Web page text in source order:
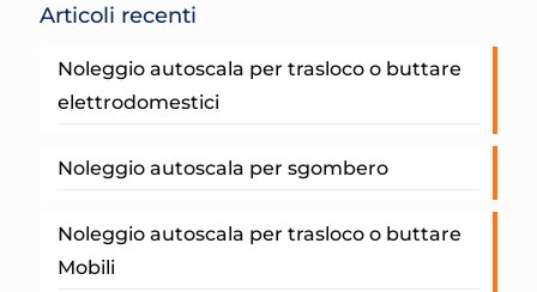
Articoli recenti
Noleggio autoscala per trasloco o buttare
elettrodomestici
Noleggio autoscala per sgombero
Noleggio autoscala per trasloco o buttare
Mobili